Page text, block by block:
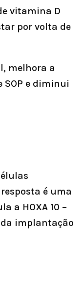
vitamina D
por volta de
melhora a
e diminui
é uma
a HOXA 10 –
implantação